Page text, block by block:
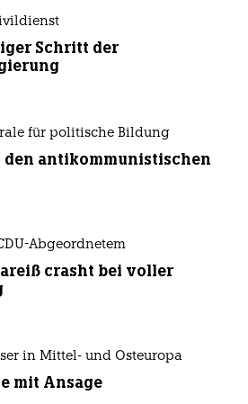
Schritt der
für politische Bildung
den antikommunistischen
Abgeordnetem
crasht bei voller
in Mittel- und Osteuropa
mit Ansage